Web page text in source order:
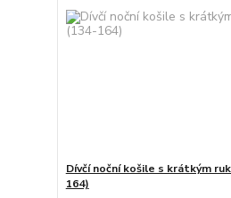
Dívčí noční košile s krátkým
164)